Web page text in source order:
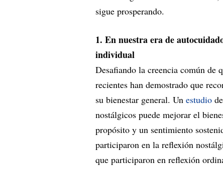
sigue prosperando.
1. En nuestra era de
individual
Desafiando la creencia común de
recientes han demostrado que
su bienestar general. Un estudio
nostálgicos puede mejorar el
propósito y un sentimiento
participaron en la reflexión
que participaron en reflexión